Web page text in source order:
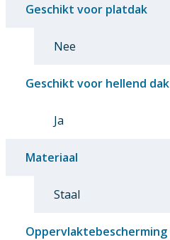
Geschikt voor platdak
Nee
Geschikt voor hellend dak
Ja
Materiaal
Staal
Oppervlaktebescherming